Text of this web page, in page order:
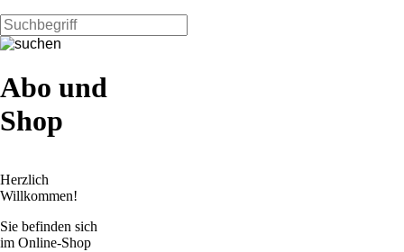
Abo und
Shop
Herzlich
Willkommen!
Sie befinden sich
im Online-Shop